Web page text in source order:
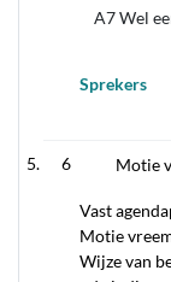
A7 Wel
Sprekers
6 Motie
Vast
Motie
Wijze van